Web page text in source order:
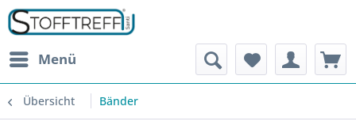
Menü
Übersicht Bänder